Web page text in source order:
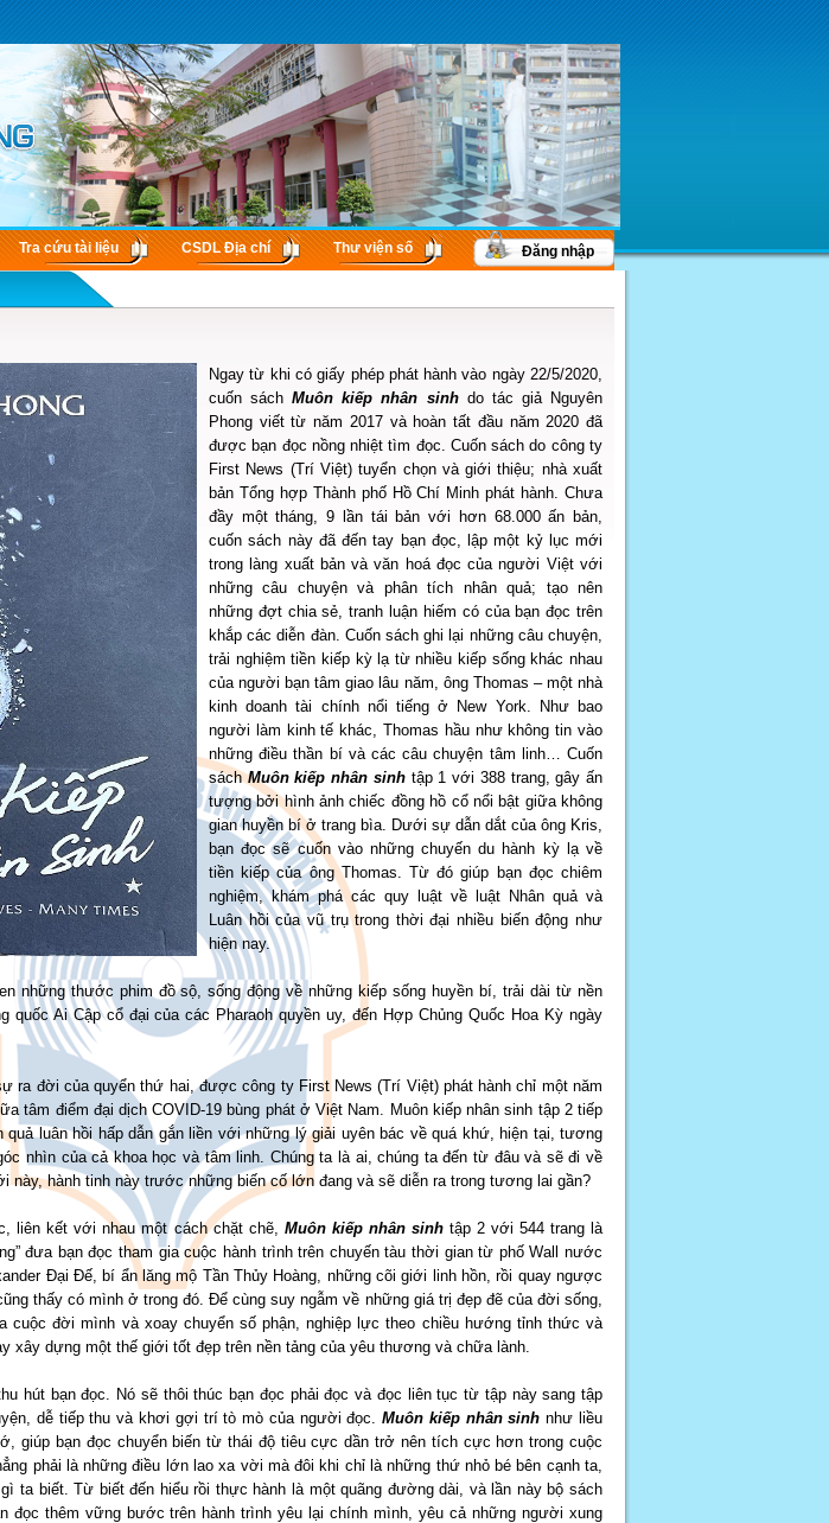
Tra cứu tài liệu CSDL Ðịa chí Thư viện số Đăng nhập
Ngay từ khi có giấy phép phát hành vào ngày 22/5/2020,
cuốn sáchMuôn kiếp nhân sinhdo tác giả Nguyên
Phong viết từ năm 2017 và hoàn tất đầu năm 2020 đã
được bạn đọc nồng nhiệt tìm đọc. Cuốn sách do công ty
First News (Trí Việt) tuyển chọn và giới thiệu; nhà xuất
bản Tổng hợp Thành phố Hồ Chí Minh phát hành. Chưa
đầy một tháng, 9 lần tái bản với hơn 68.000 ấn bản,
cuốn sách này đã đến tay bạn đọc, lập một kỷ lục mới
trong làng xuất bản và văn hoá đọc của người Việt với
những câu chuyện và phân tích nhân quả; tạo nên
những đợt chia sẻ, tranh luận hiếm có của bạn đọc trên
khắp các diễn đàn. Cuốn sách ghi lại những câu chuyện,
trải nghiệm tiền kiếp kỳ lạ từ nhiều kiếp sống khác nhau
của người bạn tâm giao lâu năm, ông Thomas – một nhà
kinh doanh tài chính nổi tiếng ở New York. Như bao
người làm kinh tế khác, Thomas hầu như không tin vào
những điều thần bí và các câu chuyện tâm linh… Cuốn
sáchMuôn kiếp nhân sinhtập 1 với 388 trang, gây ấn
tượng bởi hình ảnh chiếc đồng hồ cổ nổi bật giữa không
gian huyền bí ở trang bìa. Dưới sự dẫn dắt của ông Kris,
bạn đọc sẽ cuốn vào những chuyến du hành kỳ lạ về
tiền kiếp của ông Thomas. Từ đó giúp bạn đọc chiêm
nghiệm, khám phá các quy luật về luật Nhân quả và
Luân hồi của vũ trụ trong thời đại nhiều biến động như
hiện nay.
những thước phim đồ sộ, sống động về những kiếp sống huyền bí, trải dài từ nền
quốc Ai Cập cổ đại của các Pharaoh quyền uy, đến Hợp Chủng Quốc Hoa Kỳ ngày
ra đời của quyển thứ hai, được công ty First News (Trí Việt) phát hành chỉ một năm
tâm điểm đại dịch COVID-19 bùng phát ở Việt Nam. Muôn kiếp nhân sinh tập 2 tiếp
quả luân hồi hấp dẫn gắn liền với những lý giải uyên bác về quá khứ, hiện tại, tương
nhìn của cả khoa học và tâm linh. Chúng ta là ai, chúng ta đến từ đâu và sẽ đi về
này, hành tinh này trước những biến cố lớn đang và sẽ diễn ra trong tương lai gần?
liên kết với nhau một cách chặt chẽ, Muôn kiếp nhân sinhtập 2 với 544 trang là
đưa bạn đọc tham gia cuộc hành trình trên chuyến tàu thời gian từ phố Wall nước
Đại Đế, bí ẩn lăng mộ Tần Thủy Hoàng, những cõi giới linh hồn, rồi quay ngược
thấy có mình ở trong đó. Để cùng suy ngẫm về những giá trị đẹp đẽ của đời sống,
cuộc đời mình và xoay chuyển số phận, nghiệp lực theo chiều hướng tỉnh thức và
xây dựng một thế giới tốt đẹp trên nền tảng của yêu thương và chữa lành.
hút bạn đọc. Nó sẽ thôi thúc bạn đọc phải đọc và đọc liên tục từ tập này sang tập
dễ tiếp thu và khơi gợi trí tò mò của người đọc.Muôn kiếp nhân sinh như liều
giúp bạn đọc chuyển biến từ thái độ tiêu cực dần trở nên tích cực hơn trong cuộc
phải là những điều lớn lao xa vời mà đôi khi chỉ là những thứ nhỏ bé bên cạnh ta,
ta biết. Từ biết đến hiểu rồi thực hành là một quãng đường dài, và lần này bộ sách
đọc thêm vững bước trên hành trình yêu lại chính mình, yêu cả những người xung